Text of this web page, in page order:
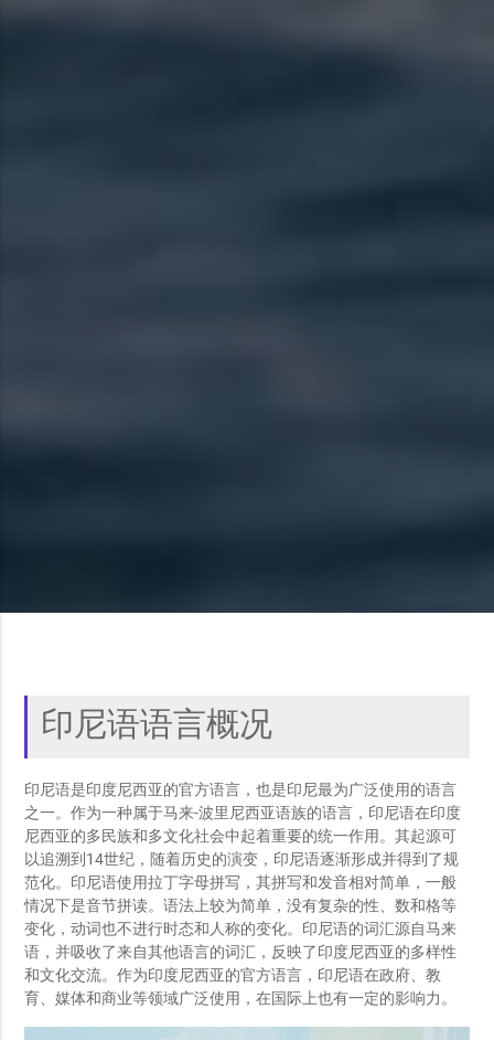
印尼语语言概况
印尼语是印度尼西亚的官方语言，也是印尼最为广泛使用的语言
之一。作为一种属于马来-波里尼西亚语族的语言，印尼语在印度
尼西亚的多民族和多文化社会中起着重要的统一作用。其起源可
以追溯到14世纪，随着历史的演变，印尼语逐渐形成并得到了规
范化。印尼语使用拉丁字母拼写，其拼写和发音相对简单，一般
情况下是音节拼读。语法上较为简单，没有复杂的性、数和格等
变化，动词也不进行时态和人称的变化。印尼语的词汇源自马来
语，并吸收了来自其他语言的词汇，反映了印度尼西亚的多样性
和文化交流。作为印度尼西亚的官方语言，印尼语在政府、教
育、媒体和商业等领域广泛使用，在国际上也有一定的影响力。